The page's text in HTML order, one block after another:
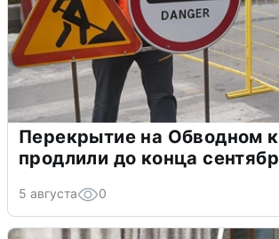
Перекрытие на Обводном
продлили до конца
5 августа 0